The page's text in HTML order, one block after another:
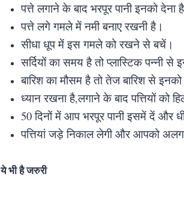
पत्ते लगाने के बाद भरपूर पानी इनको देना
पत्ते लगे गमले में नमी बनाए रखनी है।
सीधा धूप में इस गमले को रखने से बचें।
सर्दियों का समय है तो प्लास्टिक पन्नी
बारिश का मौसम है तो तेज बारिश से इनको
ध्यान रखना है,लगाने के बाद पत्तियों को
50 दिनों में आप भरपूर पानी इसमें दें और
पत्तियां जड़े निकाल लेगी और आपको
ये भी है जरुरी